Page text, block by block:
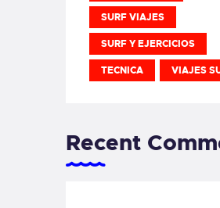
SURF VIAJES
SURF Y EJERCICIOS
TECNICA VIAJES
Recent